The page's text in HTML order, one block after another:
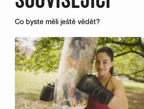
Co byste měli ještě vědět?